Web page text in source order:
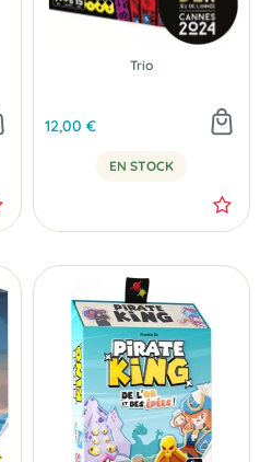
Trio
12,00 €
EN STOCK